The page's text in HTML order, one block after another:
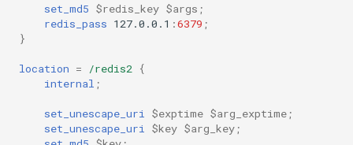
set_md5 $redis_key $args ;
redis_pass 127.0.0.1 :6379 ;
}
location = /redis2 {
internal ;
set_unescape_uri $exptime $arg_exptime;
set_unescape_uri $key $arg_key;